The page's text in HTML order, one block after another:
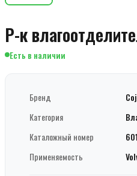
Р-к
Есть в наличии
Бренд
Категория
Каталожный номер
Применяемость